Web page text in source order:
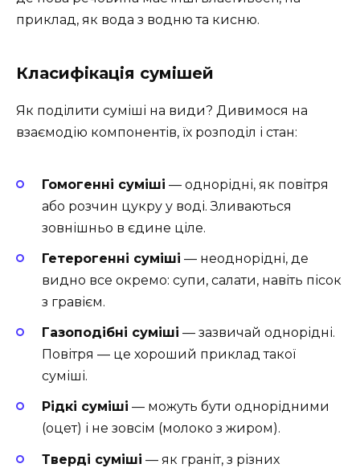
приклад, як вода з водню та кисню.
Класифікація сумішей
Як поділити суміші на види? Дивимося на
взаємодію компонентів, їх розподіл і стан:
Гомогенні суміші — однорідні, як повітря
або розчин цукру у воді. Зливаються
зовнішньо в єдине ціле.
Гетерогенні суміші — неоднорідні, де
видно все окремо: супи, салати, навіть пісок
з гравієм.
Газоподібні суміші — зазвичай однорідні.
Повітря — це хороший приклад такої
суміші.
Рідкі суміші — можуть бути однорідними
(оцет) і не зовсім (молоко з жиром).
Тверді суміші — як граніт, з різних